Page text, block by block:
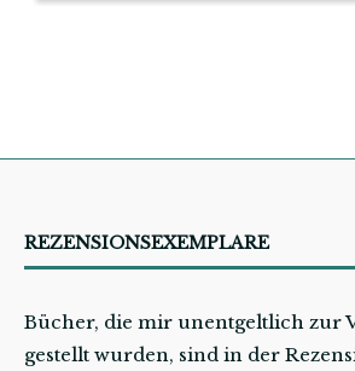
REZENSIONSEXEMPLARE
Bücher, die mir unentgeltlich zur
gestellt wurden, sind in der